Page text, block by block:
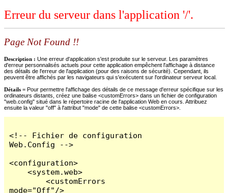
Erreur du serveur dans l'application '/'.
Page Not Found !!
Description : Une erreur d'application s'est produite sur le serveur. Les paramètres
d'erreur personnalisés actuels pour cette application empêchent l'affichage à distance
des détails de l'erreur de l'application (pour des raisons de sécurité). Cependant, ils
peuvent être affichés par les navigateurs qui s'exécutent sur l'ordinateur serveur local.
Détails = Pour permettre l'affichage des détails de ce message d'erreur spécifique sur les
ordinateurs distants, créez une balise <customErrors> dans un fichier de configuration
"web.config" situé dans le répertoire racine de l'application Web en cours. Attribuez
ensuite la valeur "off" à l'attribut "mode" de cette balise <customErrors>.
<!-- Fichier de configuration
Web.Config -->
<configuration>
    <system.web>
        <customErrors
mode="Off"/>